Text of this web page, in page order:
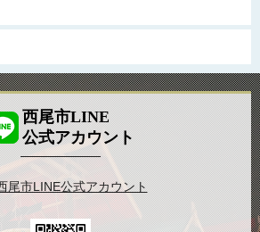
西尾市LINE
公式アカウント
尾市LINE公式アカウント